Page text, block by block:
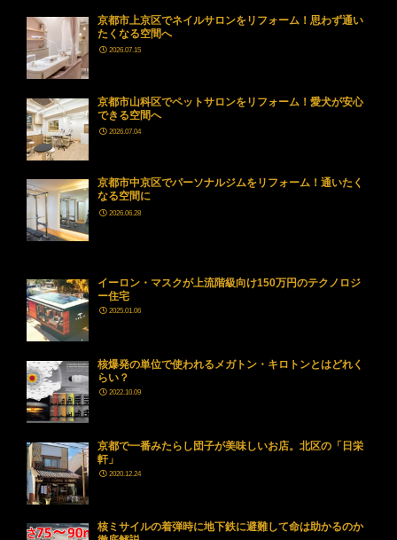
京都市上京区でネイルサロンをリフォーム！思わず通い
たくなる空間へ
2026.07.15
京都市山科区でペットサロンをリフォーム！愛犬が安心
できる空間へ
2026.07.04
京都市中京区でパーソナルジムをリフォーム！通いたく
なる空間に
2026.06.28
イーロン・マスクが上流階級向け150万円のテクノロジ
ー住宅
2025.01.06
核爆発の単位で使われるメガトン・キロトンとはどれく
らい？
2022.10.09
京都で一番みたらし団子が美味しいお店。北区の「日栄
軒」
2020.12.24
核ミサイルの着弾時に地下鉄に避難して命は助かるのか